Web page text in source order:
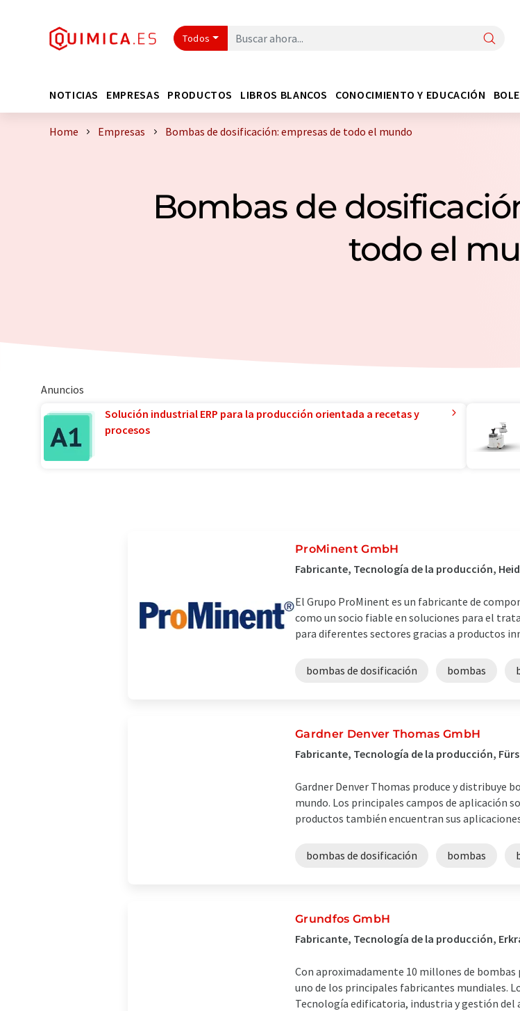
Todos
NOTICIAS EMPRESAS PRODUCTOS LIBROS BLANCOS CONOCIMIENTO Y EDUCACIÓN
Home Empresas Bombas de dosificación: empresas de todo el mundo
Bombas de
todo el
Anuncios
Solución industrial ERP para la producción orientada a recetas y
procesos
ProMinent GmbH
Fabricante, Tecnología de la producción,
El Grupo ProMinent es un fabricante de
como un socio fiable en soluciones para el
para diferentes sectores gracias a productos
bombas de dosificación bombas
Gardner Denver Thomas GmbH
Fabricante, Tecnología de la producción,
Gardner Denver Thomas produce y distribuye
mundo. Los principales campos de aplicación
productos también encuentran sus
bombas de dosificación bombas
Grundfos GmbH
Fabricante, Tecnología de la producción,
Con aproximadamente 10 millones de bombas
uno de los principales fabricantes mundiales.
Tecnología edificatoria, industria y gestión del